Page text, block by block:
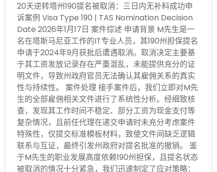
20天逆转塔州190提名被取消：三日内无补料成功申
诉案例 Visa Type 190 | TAS Nomination Decision
Date 2026年1月17日 案件综述 申请背景 M先生是一
名在塔斯马尼亚工作的IT专业人员，其190州担保提名
申请于2024年9月获批后遭遇取消。取消决定主要基
于其工资发放记录存在严重混乱，未能提供充分的证
明文件，导致州政府官员无法确认其雇佣关系的真实
性与持续性。 案件处理 接手案件后，我们立即对M先
生的全部雇佣相关文件进行了系统性分析。经细致核
查，发现其工作时间不稳定、部分工资为现金支付等
复杂情况，且前任代理在递交申请时未充分考虑案件
特殊性，仅提交标准模板材料，致使文件间缺乏逻辑
联系与互证，最终引发州政府对提名批准的撤销。 鉴
于M先生的职业发展高度依赖190州担保，且提名状态
被取消的情况十分紧急，我们迅速制定了应对策略：